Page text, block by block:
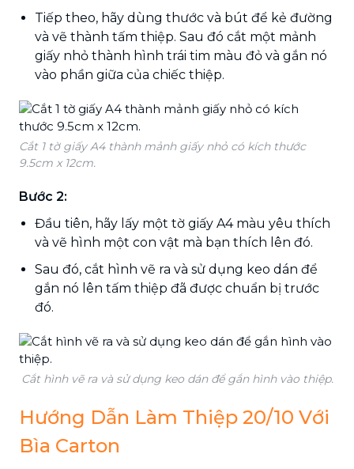
Tiếp theo, hãy dùng thước và bút để kẻ đường
và vẽ thành tấm thiệp. Sau đó cắt một mảnh
giấy nhỏ thành hình trái tim màu đỏ và gắn nó
vào phần giữa của chiếc thiệp.
Cắt 1 tờ giấy A4 thành mảnh giấy nhỏ có kích thước
9.5cm x 12cm.
Bước 2:
Đầu tiên, hãy lấy một tờ giấy A4 màu yêu thích
và vẽ hình một con vật mà bạn thích lên đó.
Sau đó, cắt hình vẽ ra và sử dụng keo dán để
gắn nó lên tấm thiệp đã được chuẩn bị trước
đó.
Cắt hình vẽ ra và sử dụng keo dán để gắn hình vào thiệp.
Hướng Dẫn Làm Thiệp 20/10 Với
Bìa Carton